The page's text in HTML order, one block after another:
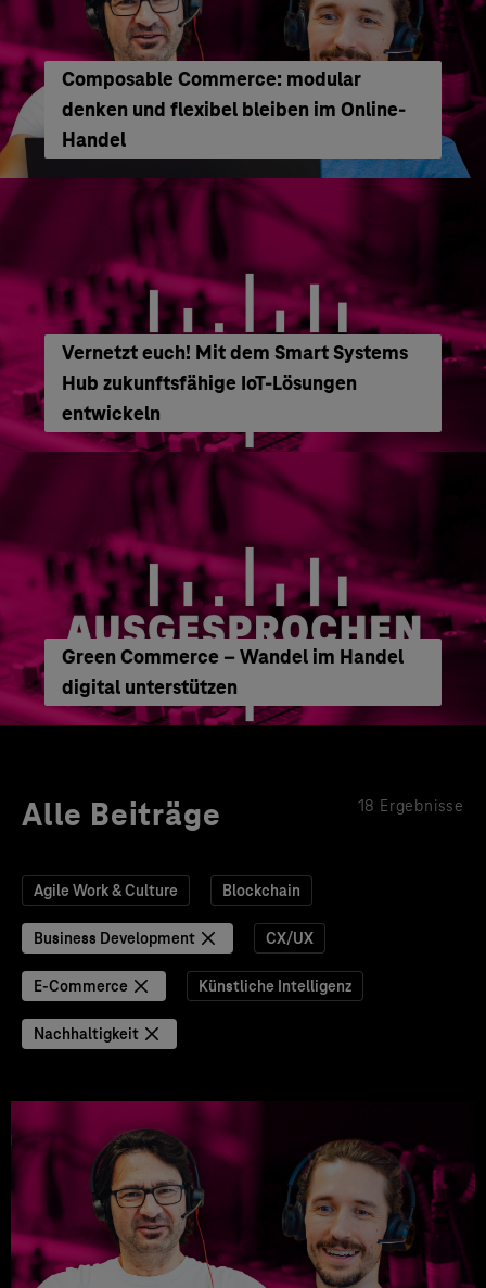
Composable Commerce: modular
denken und flexibel bleiben im Online-
Handel
Vernetzt euch! Mit dem Smart Systems
Hub zukunftsfähige IoT-Lösungen
entwickeln
Green Commerce – Wandel im Handel
digital unterstützen
Alle Beiträge 18 Ergebnisse
Agile Work & Culture Blockchain
Business Development CX/UX
E-Commerce Künstliche Intelligenz
Nachhaltigkeit